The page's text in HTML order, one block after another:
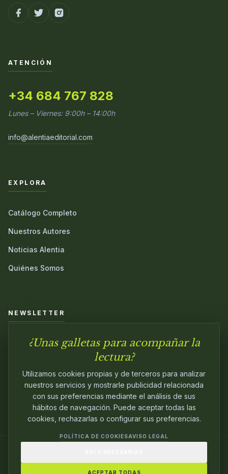
ATENCIÓN
+34 684 767 828
Lunes – Viernes: 9:00h – 14:00h
info@alentiaeditorial.com
EXPLORA
Catálogo Completo
Nuestros Autores
Noticias Alentia
Quiénes Somos
NEWSLETTER
Únete a nuestra comunidad y sé el primero en conocer las
PASIÓN.
¿Unas galletas para acompañar la
lectura?
Utilizamos cookies propias y de terceros para analizar
nuestros servicios y mostrarle publicidad relacionada
con sus preferencias mediante el análisis de sus
hábitos de navegación. Puede aceptar todas las
cookies, rechazarlas o configurar sus preferencias.
POLÍTICA DE COOKIESAVISO LEGAL
ACEPTAR TODAS